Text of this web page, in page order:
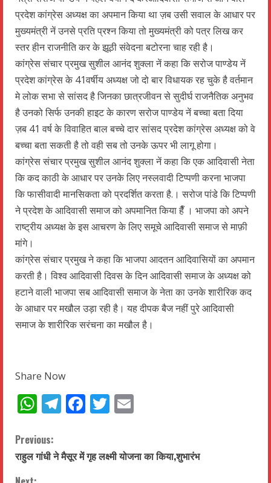
प्रदेश कांग्रेस अध्यक्ष का अपमान किया था ज़ब उसी सवाल के आधार पर
मुख्यमंत्री नें उनसे प्रति प्रश्न किया तो मुख्यमंत्री को पत्र लिख कर
स्तर हीन राजनीति कर के झूठी संवेदना बटोरना चाह रही है।
कांग्रेस संचार प्रमुख सुशील आनंद शुक्ला नें कहा कि सरोज पाण्डेय नें
प्रदेश कांग्रेस के 41वर्षीय अध्यक्ष जो दो बार विधायक रह चुके है वर्तमान
मे लोक सभा से सांसद है जिनका छात्रजीवन से सुदीर्घ राजनैतिक अनुभव
है उनको सिर्फ उनकी हाइट के कारण सरोज पाण्डेय नें बच्चा बता दिया
ज़ब 41 वर्ष के विवाहित बाल बच्चे दार सांसद प्रदेश कांग्रेस अध्यक्ष को वे
बच्चा बता सकती है तो वही सब तो उनके ऊपर भी लागू होगा।
कांग्रेस संचार प्रमुख सुशील आनंद शुक्ला नें कहा कि एक आदिवासी नेता
कि कद काठी के आधार पर उनके लिए नस्लवादी टिप्पणी करना भाजपा
कि फासीवादी मानसिकता को प्रदर्शित करता है.। सरोज पांडे कि टिप्पणी
ने प्रदेश के आदिवासी समाज को अपमानित किया हैँ । भाजपा को अपने
राष्ट्रीय अध्यक्ष के इस आचरण के लिए समूचे आदिवासी समाज से माफ़ी
मांगे।
कांग्रेस संचार प्रमुख ने कहा कि भाजपा आदतन आदिवासियों का अपमान
करती है। विश्व आदिवासी दिवस के दिन आदिवासी समाज के अध्यक्ष को
हटाने वाली भाजपा सब आदिवासी समाज के नेता का उनके शारीरिक कद
के आधार पर मखौल उड़ा रही है। यह दीपक बैज नहीं पुरे आदिवासी
समाज के शारीरिक सरंचना का मखौल है।
Share Now
WhatsApp
Telegram
Facebook
Twitter
C
o
Previous:
राहुल गांधी ने मैसूर में गृह लक्ष्मी योजना का किया,शुभारंभ